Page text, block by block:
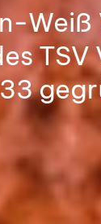
TSV